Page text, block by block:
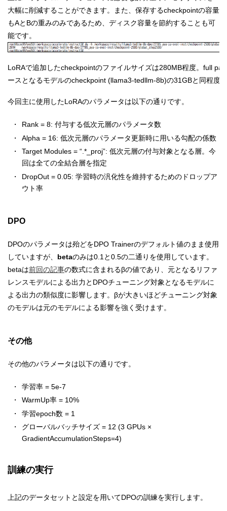
大幅に削減することができます。また、保存するcheckpointの容量
もAとBの重みのみであるため、ディスク容量を節約することも可
能です。
LoRAで追加したcheckpointのファイルサイズは280MB程度。full
ースとなるモデルのcheckpoint (llama3-tedllm-8b)の31GBと同程度
今回主に使用したLoRAのパラメータは以下の通りです。
Rank = 8: 付与する低次元層のパラメータ数
Alpha = 16: 低次元層のパラメータ更新時に用いる勾配の係数
Target Modules = “.*_proj”: 低次元層の付与対象となる層。今
回は全ての全結合層を指定
DropOut = 0.05: 学習時の汎化性を維持するためのドロップア
ウト率
DPO
DPOのパラメータは殆どをDPO Trainerのデフォルト値のまま使用
していますが、 betaのみは0.1と0.5の二通りを使用しています。
betaは前回の記事の数式に含まれるβの値であり、元となるリファ
レンスモデルによる出力とDPOチューニング対象となるモデルに
よる出力の類似度に影響します。βが大きいほどチューニング対象
のモデルは元のモデルによる影響を強く受けます。
その他
その他のパラメータは以下の通りです。
学習率 = 5e-7
WarmUp率 = 10%
学習epoch数 = 1
グローバルバッチサイズ = 12 (3 GPUs ×
GradientAccumulationSteps=4)
訓練の実行
上記のデータセットと設定を用いてDPOの訓練を実行します。